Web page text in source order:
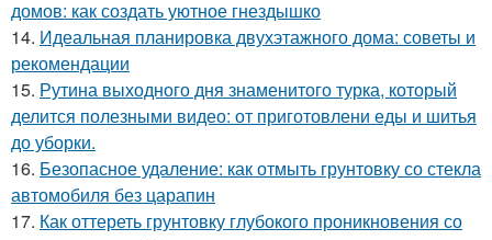
домов: как создать уютное гнездышко
14. Идеальная планировка двухэтажного дома: советы и
рекомендации
15. Рутина выходного дня знаменитого турка, который
делится полезными видео: от приготовлени еды и шитья
до уборки.
16. Безопасное удаление: как отмыть грунтовку со стекла
автомобиля без царапин
17. Как оттереть грунтовку глубокого проникновения со